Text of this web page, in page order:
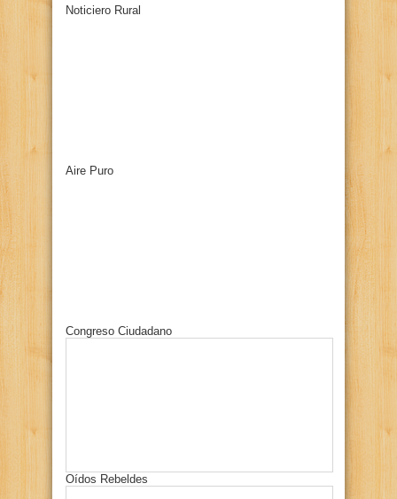
Noticiero Rural
Aire Puro
Congreso Ciudadano
Oídos Rebeldes